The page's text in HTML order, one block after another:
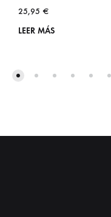
25,95 €
LEER MÁS